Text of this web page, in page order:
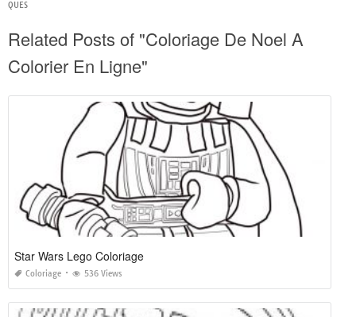
QUES
Related Posts of "Coloriage De Noel A
Colorier En Ligne"
Star Wars Lego Coloriage
Coloriage 536 Views